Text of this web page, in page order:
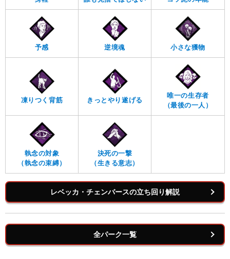
予感 逆境魂 小さな獲物
凍りつく背筋 きっとやり遂げる
唯一の生存者
（最後の一人）
執念の対象
（執念の束縛）
決死の一撃
（生きる意志）
レベッカ・チェンバースの立ち回り解説
全パーク一覧